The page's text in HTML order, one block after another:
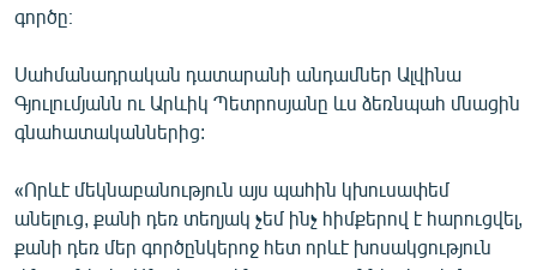
գործը։
Սահմանադրական դատարանի անդամներ Ալվինա
Գյուլումյանն ու Արևիկ Պետրոսյանը ևս ձեռնպահ մնացին
գնահատականներից:
«Որևէ մեկնաբանություն այս պահին կխուսափեմ
անելուց, քանի դեռ տեղյակ չեմ ինչ հիմքերով է հարուցվել,
քանի դեռ մեր գործընկերոջ հետ որևէ խոսակցություն